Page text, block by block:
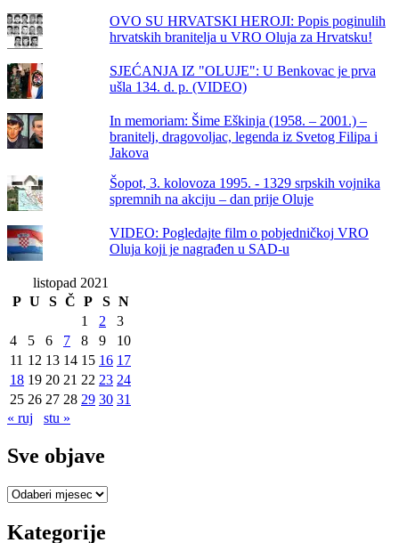
OVO SU HRVATSKI HEROJI: Popis poginulih
hrvatskih branitelja u VRO Oluja za Hrvatsku!
SJEĆANJA IZ "OLUJE": U Benkovac je prva
ušla 134. d. p. (VIDEO)
In memoriam: Šime Eškinja (1958. – 2001.) –
branitelj, dragovoljac, legenda iz Svetog Filipa i
Jakova
Šopot, 3. kolovoza 1995. - 1329 srpskih vojnika
spremnih na akciju – dan prije Oluje
VIDEO: Pogledajte film o pobjedničkoj VRO
Oluja koji je nagrađen u SAD-u
listopad 2021
P U S Č P S N
1
2
3
4
5 6 7 8 9
10
11 12 13 14 15 16 17
18 19 20 21 22 23 24
25 26 27 28 29 30 31
« ruj
stu »
Sve objave
Sve
Kategorije